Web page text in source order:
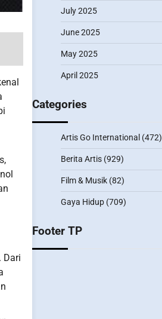
Dari
July 2025
June 2025
May 2025
April 2025
Categories
Artis Go International (472)
Berita Artis(929)
Film & Musik(82)
Gaya Hidup(709)
Footer TP